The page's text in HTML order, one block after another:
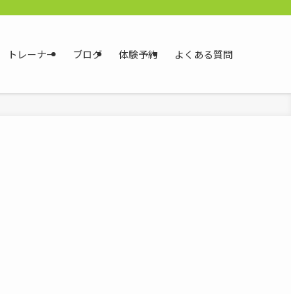
トレーナー ブログ 体験予約 よくある質問